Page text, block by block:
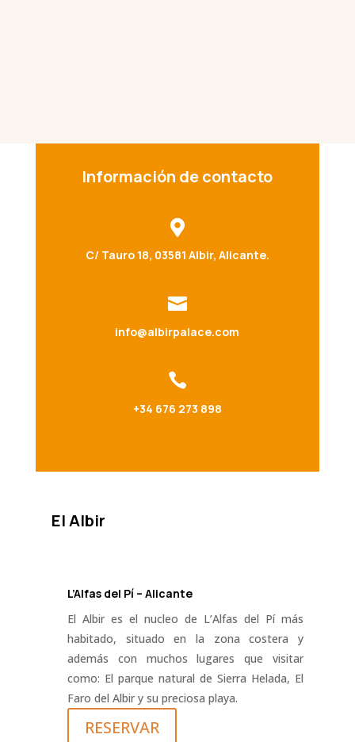
Información de contacto

C/ Tauro 18, 03581 Albir, Alicante.

info@albirpalace.com

+34 676 273 898
El Albir
L’Alfas del Pí – Alicante
El Albir es el nucleo de L’Alfas del Pí más
habitado, situado en la zona costera y
además con muchos lugares que visitar
como: El parque natural de Sierra Helada, El
Faro del Albir y su preciosa playa.
RESERVAR